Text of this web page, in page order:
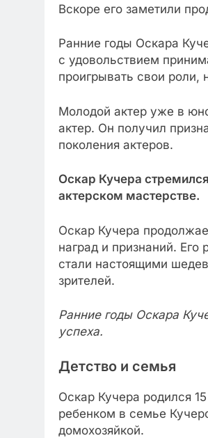
Вскоре его заметили
Ранние годы Оскара
с удовольствием
проигрывать свои роли,
Молодой актер уже в
актер. Он получил
поколения актеров.
Оскар Кучера
актерском мастерстве.
Оскар Кучера
наград и признаний.
стали настоящими
зрителей.
Ранние годы Оскара
успеха.
Детство и семья
Оскар Кучера родился
ребенком в семье
домохозяйкой.